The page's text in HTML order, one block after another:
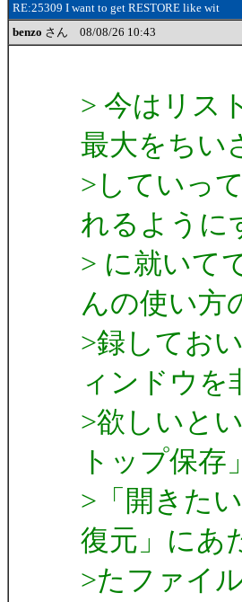
RE:25309 I want to get RESTORE like wit
benzo さん 08/08/26 10:43
> 今はリス
最大をちい
>していっ
れるように
> に就いて
んの使い方
>録してお
ィンドウを
>欲しいと
トップ保存
>「開きた
復元」にあ
>たファイ